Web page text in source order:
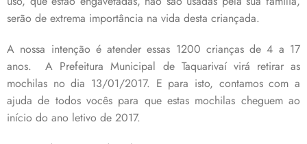
serão de extrema importância na vida desta criançada.
A nossa intenção é atender essas 1200 crianças de 4 a 17
anos. A Prefeitura Municipal de Taquarivaí virá retirar as
mochilas no dia 13/01/2017. E para isto, contamos com a
ajuda de todos vocês para que estas mochilas cheguem ao
início do ano letivo de 2017.